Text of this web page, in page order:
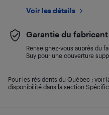
Voir les détails
Garantie du fabricant
Renseignez-vous auprès du
Buy pour une couverture
Pour les résidents du Québec : voir
disponibilité dans la section